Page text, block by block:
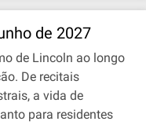
de 2027
de Lincoln ao longo
De recitais
a vida de
para residentes